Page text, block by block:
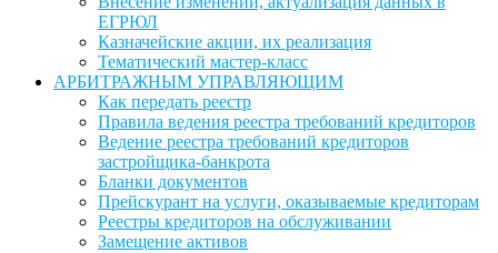
ЕГРЮЛ
Казначейские акции, их реализация
Тематический мастер-класс
АРБИТРАЖНЫМ УПРАВЛЯЮЩИМ
Как передать реестр
Правила ведения реестра требований кредиторов
Ведение реестра требований кредиторов
застройщика-банкрота
Бланки документов
Прейскурант на услуги, оказываемые кредиторам
Реестры кредиторов на обслуживании
Замещение активов